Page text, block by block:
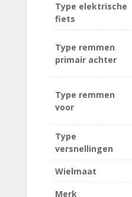
Type elektrische
fiets
Type remmen
primair achter
Type remmen
voor
Type
versnellingen
Wielmaat
Merk